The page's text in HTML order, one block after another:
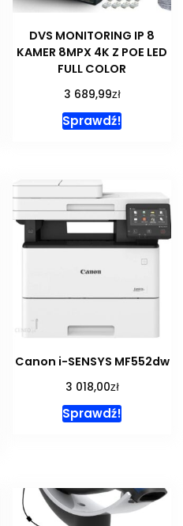
DVS MONITORING IP 8
KAMER 8MPX 4K Z POE LED
FULL COLOR
3 689,99zł
Sprawdź!
Canon i-SENSYS MF552dw
3 018,00zł
Sprawdź!